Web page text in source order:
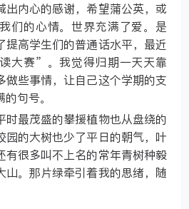
出内心的感谢，希望蒲公英，或
们的心情。世界充满了爱。是
提高学生们的普通话水平，最近
大赛”。我觉得归期一天天靠
做些事情，让自己这个学期的支
句号。
时最茂盛的攀援植物也从盘绕的
园的大树也少了平日的朝气，叶
有很多叫不上名的常年青树种毅
山。那片绿牵引着我的思绪，随